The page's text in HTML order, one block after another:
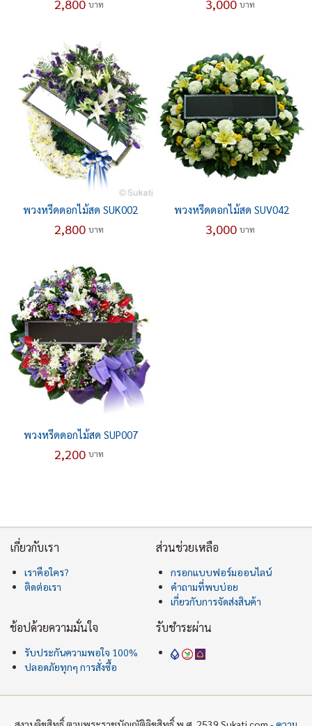
2,800 บาท 3,000 บาท
พวงหรีดดอกไม้สด SUK002
2,800 บาท
พวงหรีดดอกไม้สด SUV042
3,000 บาท
พวงหรีดดอกไม้สด SUP007
2,200 บาท
เกี่ยวกับเรา
เราคือใคร?
ติดต่อเรา
ส่วนช่วยเหลือ
กรอกแบบฟอร์มออนไลน์
คำถามที่พบบ่อย
เกี่ยวกับการจัดส่งสินค้า
ช้อปด้วยความมั่นใจ
รับประกันความพอใจ 100%
ปลอดภัยทุกๆ การสั่งซื้อ
รับชำระผ่าน